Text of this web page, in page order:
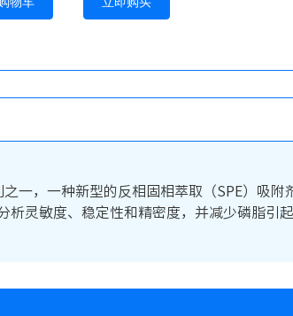
一，一种新型的反相固相萃取（SPE）吸
灵敏度、稳定性和精密度，并减少磷脂引